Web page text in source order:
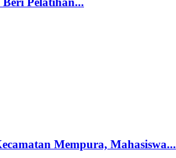
Mempura, Mahasiswa...